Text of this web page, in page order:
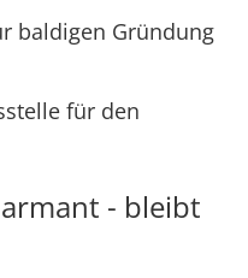
baldigen Gründung
für den
- bleibt